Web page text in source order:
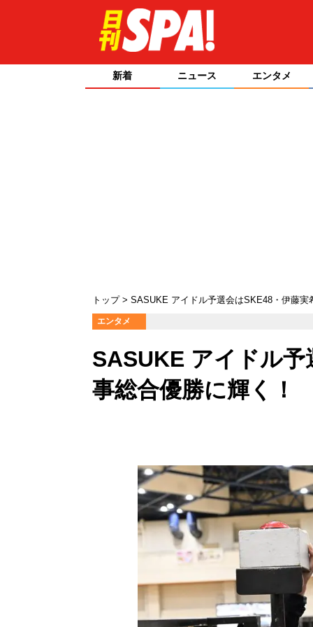
新着 ニュース エンタメ
トップ SASUKE アイドル予選会はSKE48・伊藤
エンタメ
SASUKE アイドル
事総合優勝に輝く！